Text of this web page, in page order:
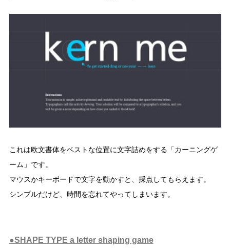
これは欧文書体をベストな位置に文字詰めをする「カーニングゲ
ーム」です。
マウスかキーボードで文字を動かすと、採点してもらえます。
シンプルだけど、時間を忘れてやってしまいます。
●SHAPE TYPE a letter shaping game